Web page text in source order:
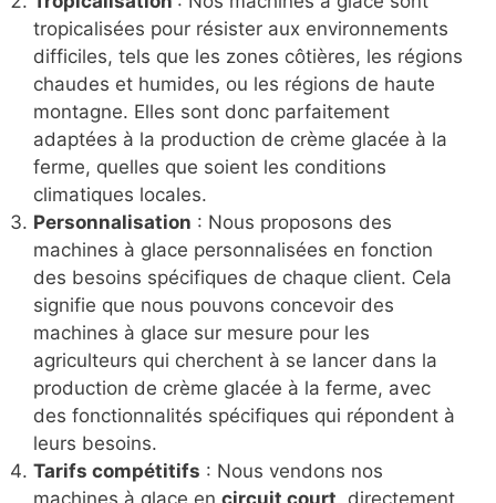
tropicalisées pour résister aux environnements
difficiles, tels que les zones côtières, les régions
chaudes et humides, ou les régions de haute
montagne. Elles sont donc parfaitement
adaptées à la production de crème glacée à la
ferme, quelles que soient les conditions
climatiques locales.
Personnalisation : Nous proposons des
machines à glace personnalisées en fonction
des besoins spécifiques de chaque client. Cela
signifie que nous pouvons concevoir des
machines à glace sur mesure pour les
agriculteurs qui cherchent à se lancer dans la
production de crème glacée à la ferme, avec
des fonctionnalités spécifiques qui répondent à
leurs besoins.
Tarifs compétitifs : Nous vendons nos